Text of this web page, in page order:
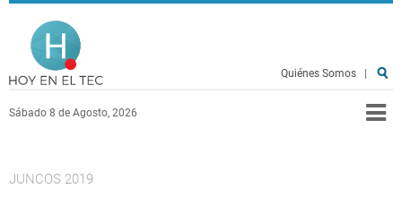
Pasar al contenido principal
Sábado 8 de Agosto, 2026
Quiénes Somos
JUNCOS 2019